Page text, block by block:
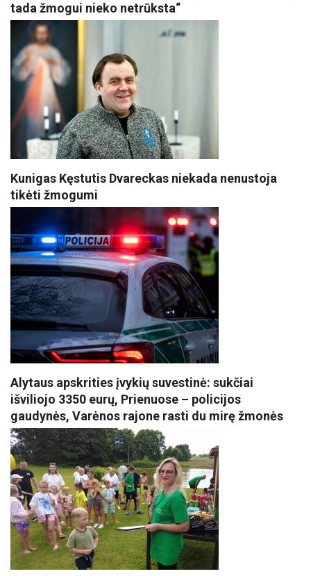
tada žmogui nieko netrūksta“
Kunigas Kęstutis Dvareckas niekada nenustoja
tikėti žmogumi
Alytaus apskrities įvykių suvestinė: sukčiai
išviliojo 3350 eurų, Prienuose – policijos
gaudynės, Varėnos rajone rasti du mirę žmonės